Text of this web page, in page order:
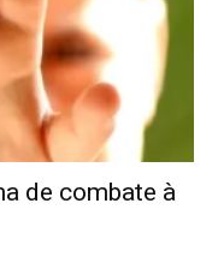
de combate à